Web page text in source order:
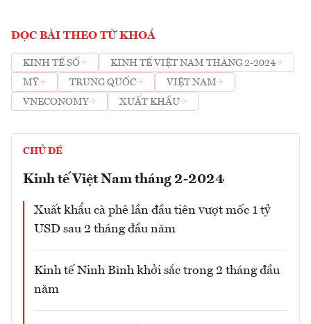
ĐỌC BÀI THEO TỪ KHOÁ
KINH TẾ SỐ
KINH TẾ VIỆT NAM THÁNG 2-2024
MỸ
TRUNG QUỐC
VIỆT NAM
VNECONOMY
XUẤT KHẨU
CHỦ ĐỀ
Kinh tế Việt Nam tháng 2-2024
Xuất khẩu cà phê lần đầu tiên vượt mốc 1 tỷ
USD sau 2 tháng đầu năm
Kinh tế Ninh Bình khởi sắc trong 2 tháng đầu
năm